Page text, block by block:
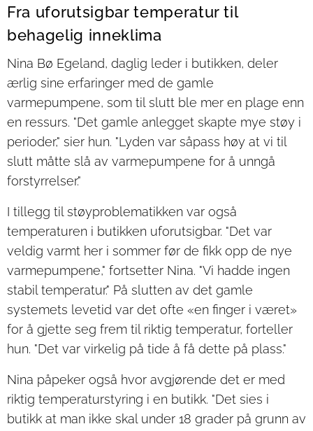
Fra uforutsigbar temperatur til
behagelig inneklima
Nina Bø Egeland, daglig leder i butikken, deler
ærlig sine erfaringer med de gamle
varmepumpene, som til slutt ble mer en plage enn
en ressurs. "Det gamle anlegget skapte mye støy i
perioder," sier hun. "Lyden var såpass høy at vi til
slutt måtte slå av varmepumpene for å unngå
forstyrrelser."
I tillegg til støyproblematikken var også
temperaturen i butikken uforutsigbar. "Det var
veldig varmt her i sommer før de fikk opp de nye
varmepumpene," fortsetter Nina. "Vi hadde ingen
stabil temperatur." På slutten av det gamle
systemets levetid var det ofte «en finger i været»
for å gjette seg frem til riktig temperatur, forteller
hun. "Det var virkelig på tide å få dette på plass."
Nina påpeker også hvor avgjørende det er med
riktig temperaturstyring i en butikk. "Det sies i
butikk at man ikke skal under 18 grader på grunn av